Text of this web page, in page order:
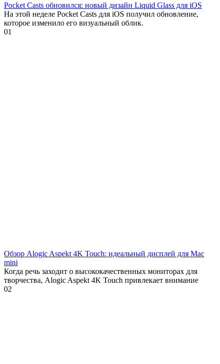
Pocket Casts обновился: новый дизайн Liquid Glass для iOS
На этой неделе Pocket Casts для iOS получил обновление,
которое изменило его визуальный облик.
01
Обзор Alogic Aspekt 4K Touch: идеальный дисплей для Mac
mini
Когда речь заходит о высококачественных мониторах для
творчества, Alogic Aspekt 4K Touch привлекает внимание
02